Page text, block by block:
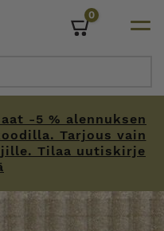
-5 % alennuksen
Tarjous vain
Tilaa uutiskirje
0